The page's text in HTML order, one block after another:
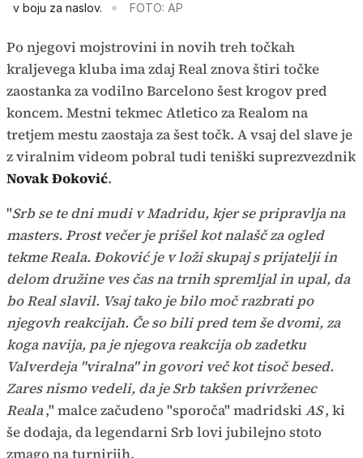
v boju za naslov.
FOTO: AP
Po njegovi mojstrovini in novih treh točkah
kraljevega kluba ima zdaj Real znova štiri točke
zaostanka za vodilno Barcelono šest krogov pred
koncem. Mestni tekmec Atletico za Realom na
tretjem mestu zaostaja za šest točk. A vsaj del slave je
z viralnim videom pobral tudi teniški suprezvezdnik
Novak Đoković.
"Srb se te dni mudi v Madridu, kjer se pripravlja na
masters. Prost večer je prišel kot nalašč za ogled
tekme Reala. Đoković je v loži skupaj s prijatelji in
delom družine ves čas na trnih spremljal in upal, da
bo Real slavil. Vsaj tako je bilo moč razbrati po
njegovh reakcijah. Če so bili pred tem še dvomi, za
koga navija, pa je njegova reakcija ob zadetku
Valverdeja "viralna" in govori več kot tisoč besed.
Zares nismo vedeli, da je Srb takšen privrženec
Reala," malce začudeno "sporoča" madridski AS, ki
še dodaja, da legendarni Srb lovi jubilejno stoto